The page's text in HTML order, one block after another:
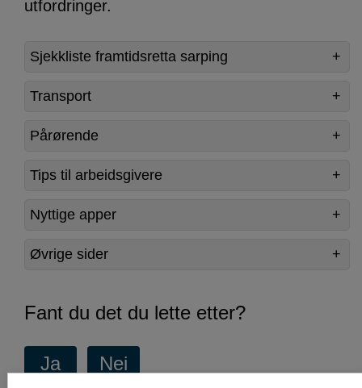
utfordringer.
Sjekkliste framtidsretta sarping
Transport
Pårørende
Tips til arbeidsgivere
Nyttige apper
Øvrige sider
Fant du det du lette etter?